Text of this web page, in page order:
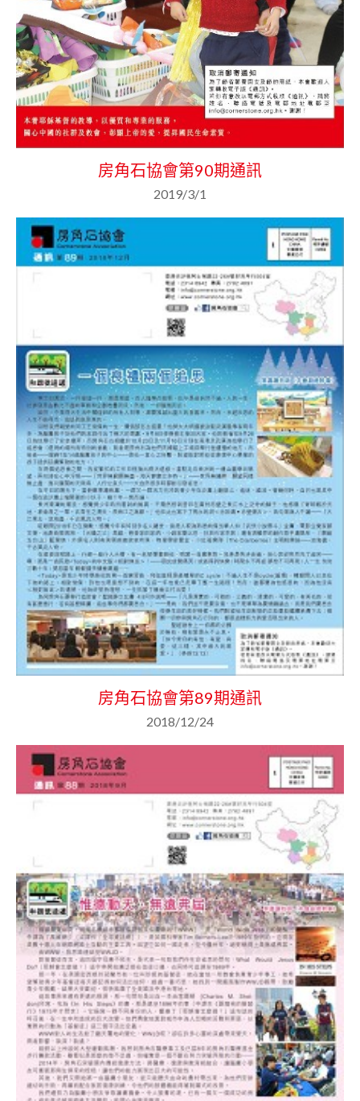
房角石協會第90期通訊
2019/3/1
房角石協會第89期通訊
2018/12/24